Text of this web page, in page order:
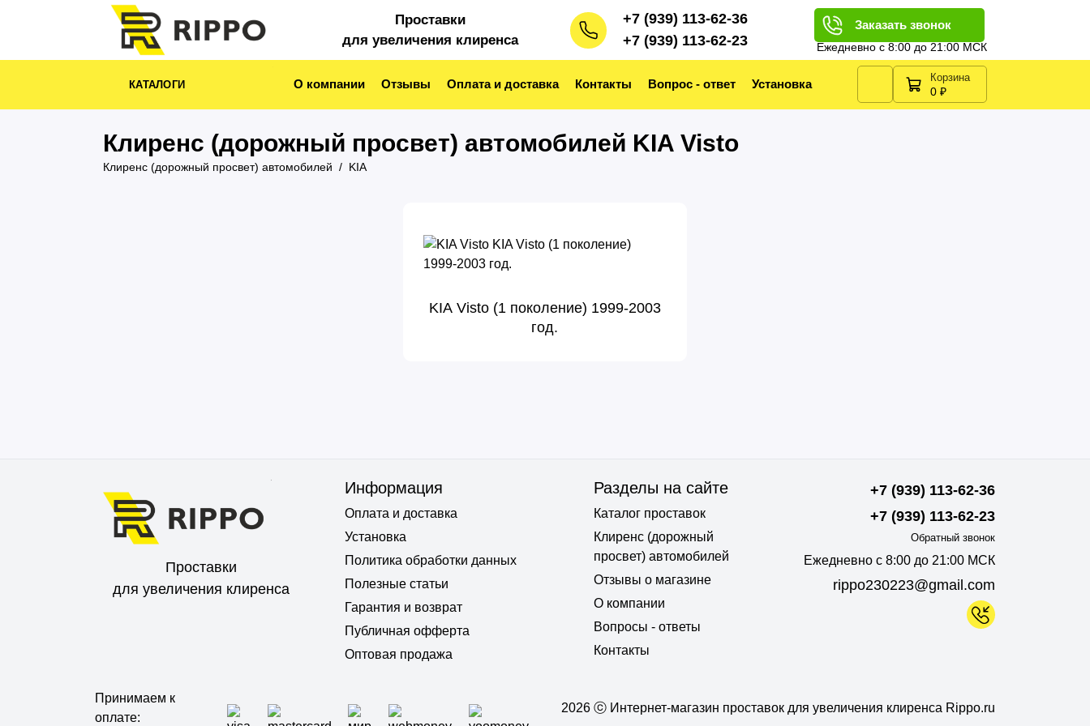
Проставки
для увеличения клиренса
+7 (939) 113-62-36
+7 (939) 113-62-23
Заказать звонок
Ежедневно с 8:00 до 21:00 МСК
КАТАЛОГИ О компании Отзывы Оплата и доставка Контакты Вопрос - ответ Установка Корзина
0 ₽
Клиренс (дорожный просвет) автомобилей KIA Visto
Клиренс (дорожный просвет) автомобилей KIA
KIA Visto (1 поколение) 1999-2003
год.
Проставки
для увеличения клиренса
Информация
Оплата и доставка
Установка
Политика обработки данных
Полезные статьи
Гарантия и возврат
Публичная офферта
Оптовая продажа
Разделы на сайте
Каталог проставок
Клиренс (дорожный
просвет) автомобилей
Отзывы о магазине
О компании
Вопросы - ответы
Контакты
+7 (939) 113-62-36
+7 (939) 113-62-23
Обратный звонок
Ежедневно с 8:00 до 21:00 МСК
rippo230223@gmail.com
Принимаем к
оплате:
2026 ⓒ Интернет-магазин проставок для увеличения клиренса Rippo.ru